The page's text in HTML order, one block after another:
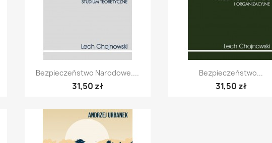
Szybki podgląd
Bezpieczeństwo Narodowe....
31,50 zł
Szybki podgląd
Bezpieczeństwo...
31,50 zł